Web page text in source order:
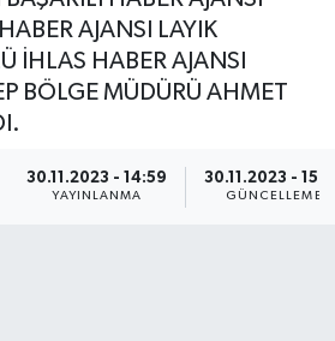
AJANSI LAYIK
İHLAS HABER AJANSI
BÖLGE MÜDÜRÜ AHMET
30.11.2023 - 14:59
YAYINLANMA
30.11.2023 -
GÜNCELLEME